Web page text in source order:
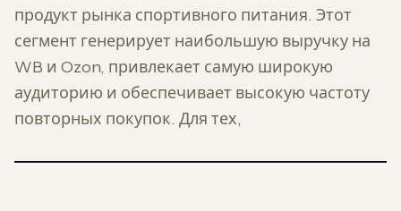
продукт рынка спортивного питания. Этот
сегмент генерирует наибольшую выручку на
WB и Ozon, привлекает самую широкую
аудиторию и обеспечивает высокую частоту
повторных покупок. Для тех,